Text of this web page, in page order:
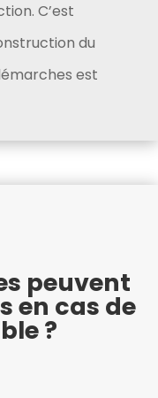
C’est
du
est
peuvent
en cas de
?